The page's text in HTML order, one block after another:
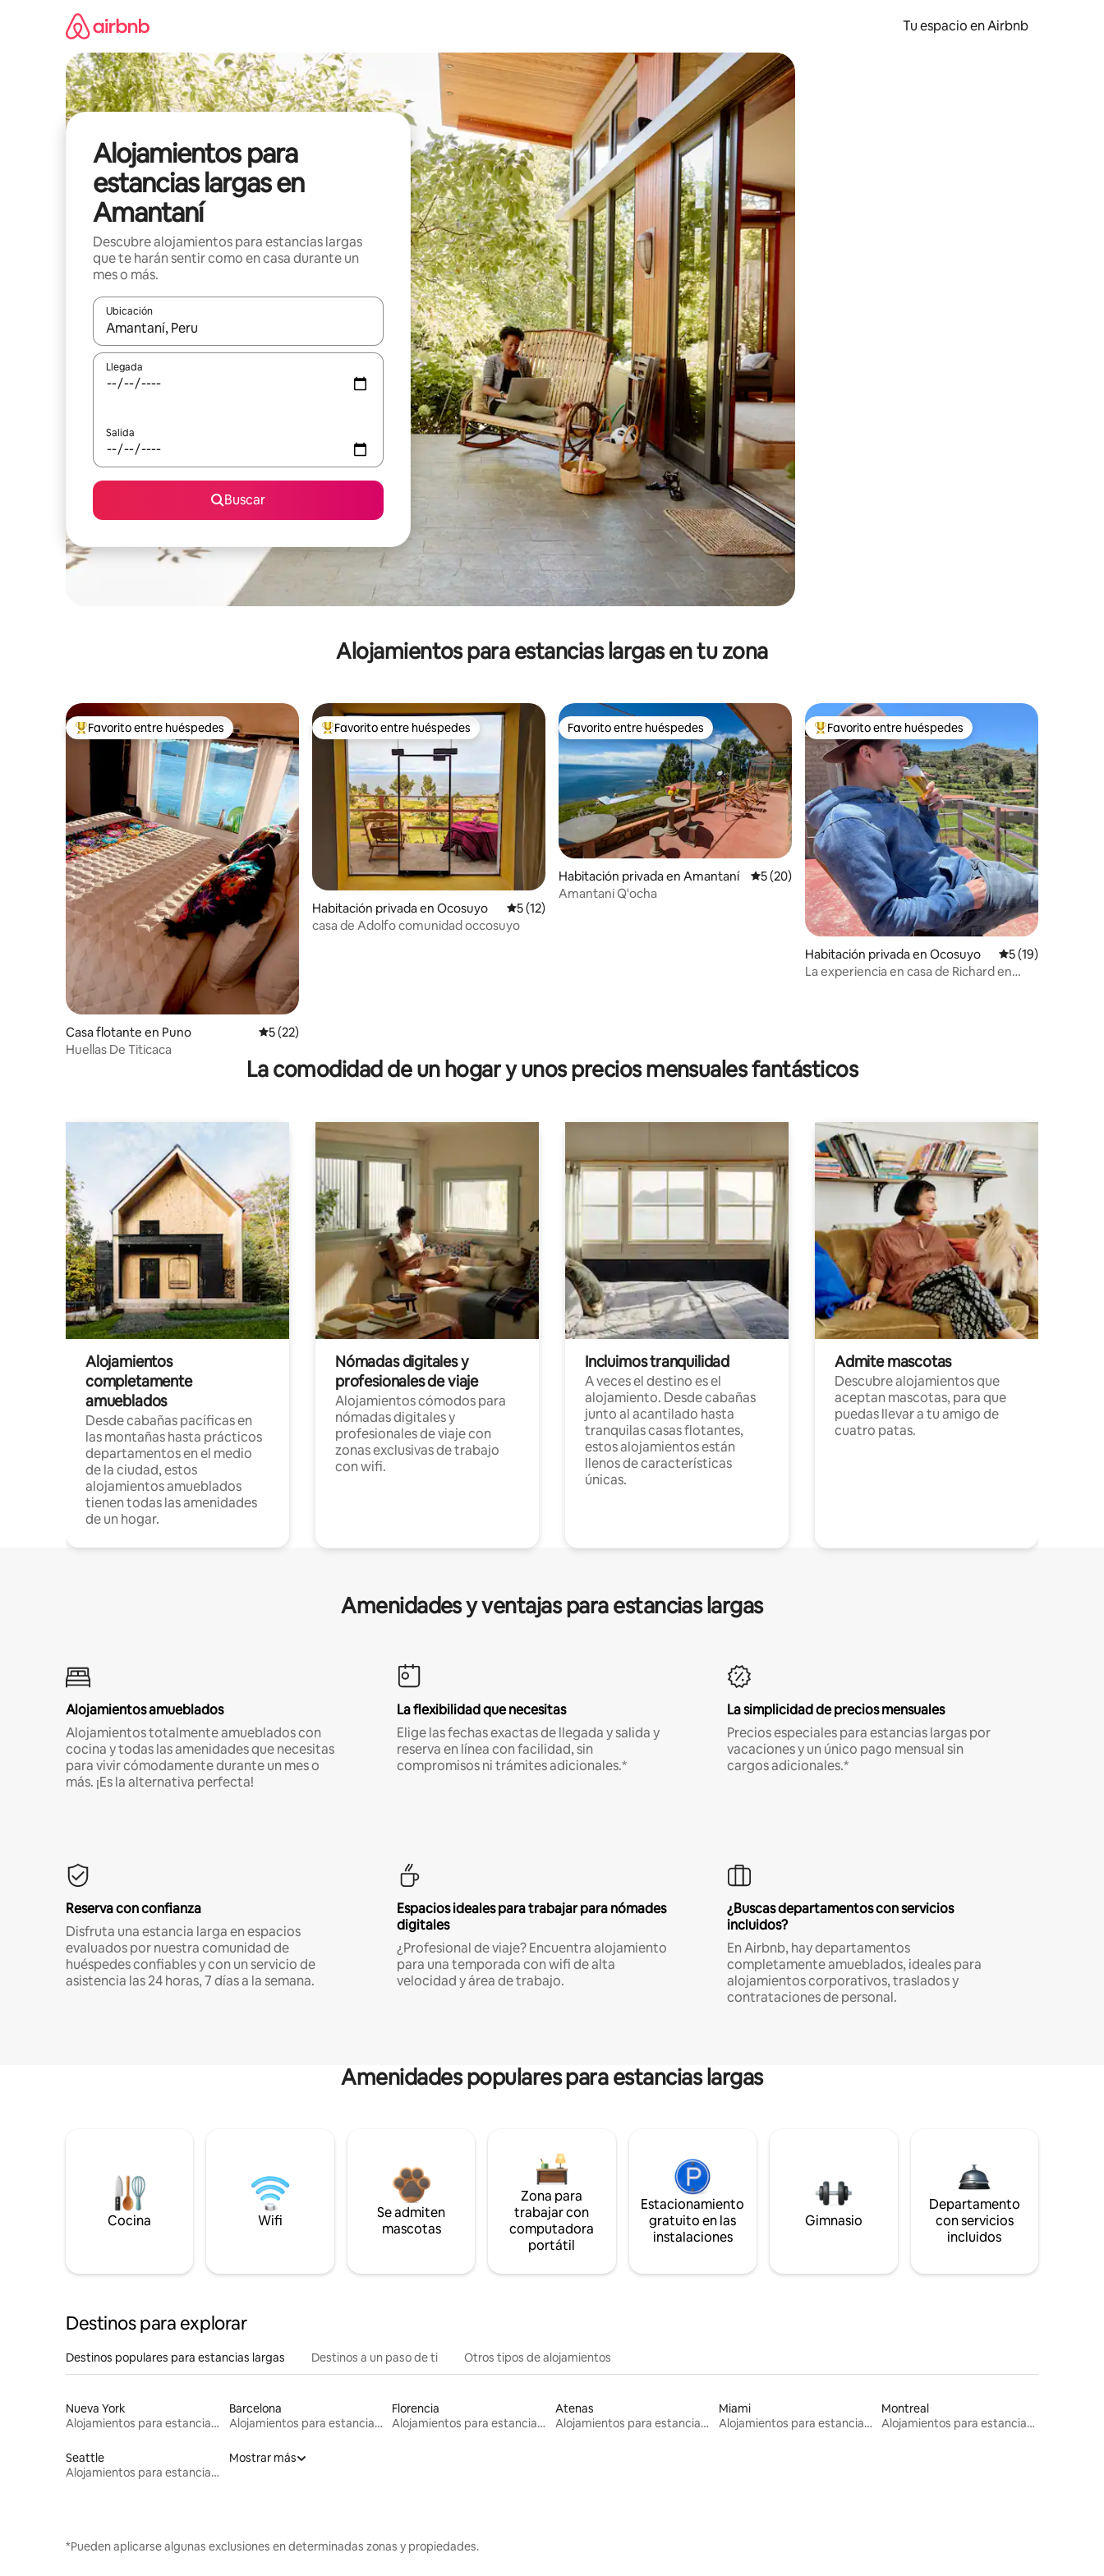
Tu espacio en Airbnb
Alojamientos para
estancias largas en
Amantaní
Descubre alojamientos para estancias largas
que te harán sentir como en casa durante un
mes o más.
Ubicación
Cuando los resultados estén disponibles, podrás navegar usando las teclas de las flechas hacia arriba y hacia abajo, o bien tocando y deslizando la pantalla.
Llegada
Salida
Buscar
Alojamientos para estancias largas en tu zona
De los mejores en Favorito entre huéspedes
Favorito entre huéspedes
Casa flotante en Puno Calificación promedio: 5 de 5; 22 evaluaciones
5 (22)
Huellas De Titicaca
De los mejores en Favorito entre huéspedes
Favorito entre huéspedes
Habitación privada en Ocosuyo Calificación promedio: 5 de 5; 12 evaluaciones
5 (12)
casa de Adolfo comunidad occosuyo
Favorito entre huéspedes
Favorito entre huéspedes
Habitación privada en Amantaní Calificación promedio: 5 de 5; 20 evaluaciones
5 (20)
Amantani Q'ocha
De los mejores en Favorito entre huéspedes
Favorito entre huéspedes
Habitación privada en Ocosuyo Calificación
5 (19)
La experiencia en casa de Richard en
La comodidad de un hogar y unos precios mensuales fantásticos
Alojamientos
completamente
amueblados
Desde cabañas pacíficas en
las montañas hasta prácticos
departamentos en el medio
de la ciudad, estos
alojamientos amueblados
tienen todas las amenidades
de un hogar.
Nómadas digitales y
profesionales de viaje
Alojamientos cómodos para
nómadas digitales y
profesionales de viaje con
zonas exclusivas de trabajo
con wifi.
Incluimos tranquilidad
A veces el destino es el
alojamiento. Desde cabañas
junto al acantilado hasta
tranquilas casas flotantes,
estos alojamientos están
llenos de características
únicas.
Admite mascotas
Descubre alojamientos que
aceptan mascotas, para que
puedas llevar a tu amigo de
cuatro patas.
Amenidades y ventajas para estancias largas
Alojamientos amueblados
Alojamientos totalmente amueblados con
cocina y todas las amenidades que necesitas
para vivir cómodamente durante un mes o
más. ¡Es la alternativa perfecta!
La flexibilidad que necesitas
Elige las fechas exactas de llegada y salida y
reserva en línea con facilidad, sin
compromisos ni trámites adicionales.*
La simplicidad de precios mensuales
Precios especiales para estancias largas por
vacaciones y un único pago mensual sin
cargos adicionales.*
Reserva con confianza
Disfruta una estancia larga en espacios
evaluados por nuestra comunidad de
huéspedes confiables y con un servicio de
asistencia las 24 horas, 7 días a la semana.
Espacios ideales para trabajar para nómades
digitales
¿Profesional de viaje? Encuentra alojamiento
para una temporada con wifi de alta
velocidad y área de trabajo.
¿Buscas departamentos con servicios
incluidos?
En Airbnb, hay departamentos
completamente amueblados, ideales para
alojamientos corporativos, traslados y
contrataciones de personal.
Amenidades populares para estancias largas
Cocina Wifi
Se admiten
mascotas
Zona para
trabajar con
computadora
portátil
Estacionamiento
gratuito en las
instalaciones
Gimnasio
Departamento
con servicios
incluidos
Destinos para explorar
Destinos populares para estancias largas Destinos a un paso de ti Otros tipos de alojamientos
Nueva York
Alojamientos para estancias largas
Barcelona
Alojamientos para estancias largas
Florencia
Alojamientos para estancias largas
Atenas
Alojamientos para estancias largas
Miami
Alojamientos para estancias largas
Montreal
Alojamientos para estancias largas
Seattle
Alojamientos para estancias largas
Mostrar más
*Pueden aplicarse algunas exclusiones en determinadas zonas y propiedades.